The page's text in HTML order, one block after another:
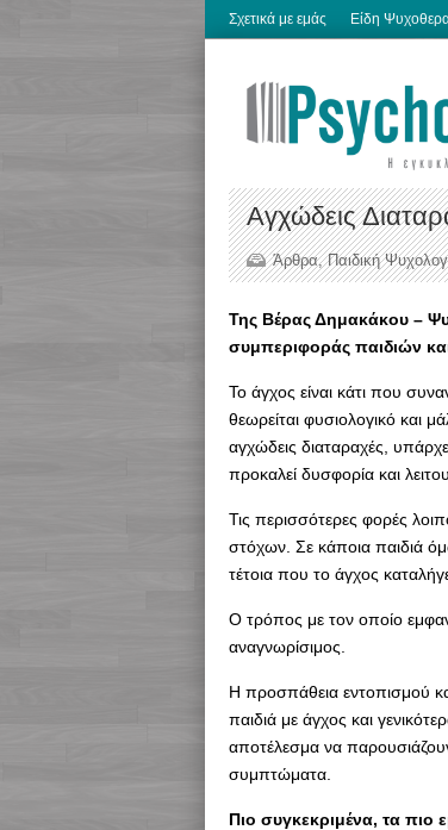
Σχετικά με εμάς Είδη
Αγχώδεις
Άρθρα,Παιδική
Της Βέρας Δημακάκου –
συμπεριφοράς παιδιών
Το άγχος είναι κάτι που
θεωρείται φυσιολογικό και
αγχώδεις διαταραχές,
προκαλεί δυσφορία και
Τις περισσότερες φορές
στόχων. Σε κάποια παιδιά
τέτοια που το άγχος
Ο τρόπος με τον οποίο
αναγνωρίσιμος.
Η προσπάθεια εντοπισμού
παιδιά με άγχος και
αποτέλεσμα να
συμπτώματα.
Πιο συγκεκριμένα, τα πιο